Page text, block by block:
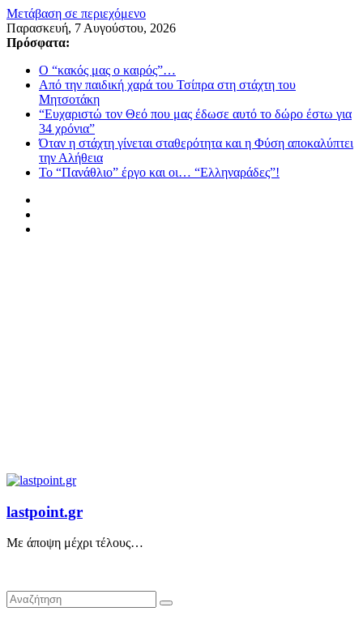
Μετάβαση σε περιεχόμενο
Παρασκευή, 7 Αυγούστου, 2026
Πρόσφατα:
Ο “κακός μας ο καιρός”…
Από την παιδική χαρά του Τσίπρα στη στάχτη του
Μητσοτάκη
“Ευχαριστώ τον Θεό που μας έδωσε αυτό το δώρο έστω για
34 χρόνια”
Όταν η στάχτη γίνεται σταθερότητα και η Φύση αποκαλύπτει
την Αλήθεια
Το “Πανάθλιο” έργο και οι… “Ελληναράδες”!
lastpoint.gr
Με άποψη μέχρι τέλους…